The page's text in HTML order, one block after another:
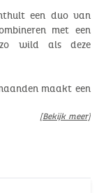
een duo van
met een
wild als deze
maakt een
[Bekijk meer]